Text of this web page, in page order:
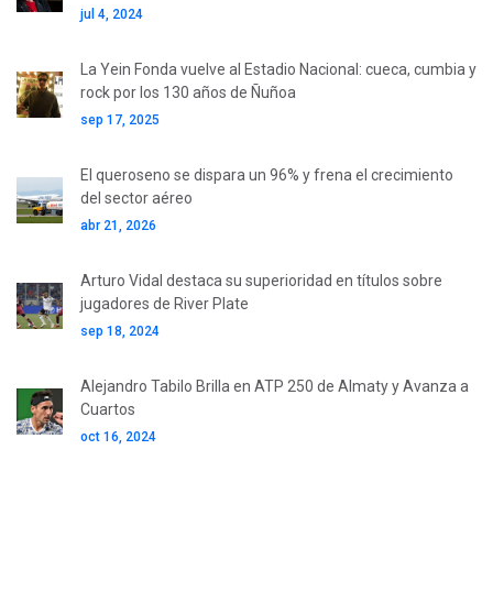
jul 4, 2024
La Yein Fonda vuelve al Estadio Nacional: cueca, cumbia y
rock por los 130 años de Ñuñoa
sep 17, 2025
El queroseno se dispara un 96% y frena el crecimiento
del sector aéreo
abr 21, 2026
Arturo Vidal destaca su superioridad en títulos sobre
jugadores de River Plate
sep 18, 2024
Alejandro Tabilo Brilla en ATP 250 de Almaty y Avanza a
Cuartos
oct 16, 2024